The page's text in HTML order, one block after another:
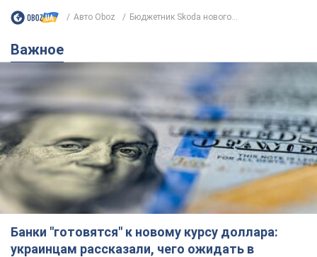
Авто Oboz Бюджетник Skoda нового...
Важное
Банки "готовятся" к новому курсу доллара:
украинцам рассказали, чего ожидать в